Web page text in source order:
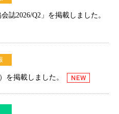
誌2026/Q2」を掲載しました。
を掲載しました。